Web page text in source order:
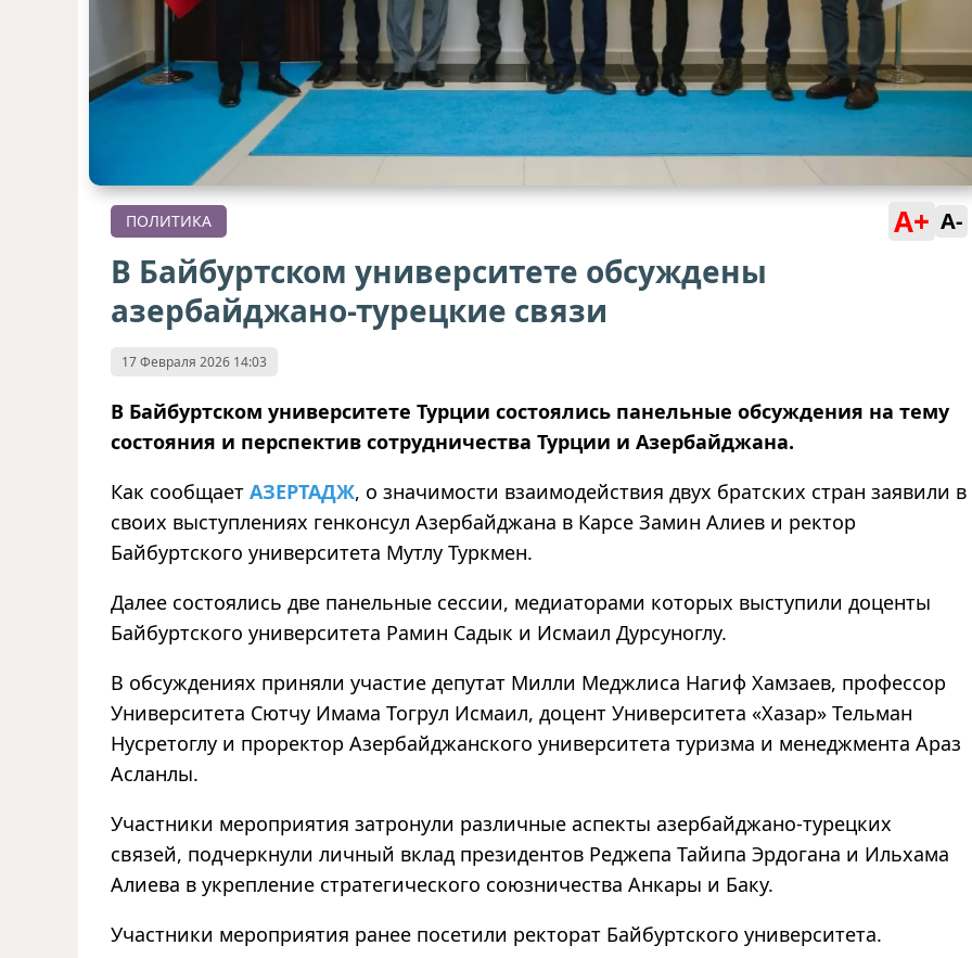
ПОЛИТИКА A+ A-
В Байбуртском университете обсуждены
азербайджано-турецкие связи
17 Февраля 2026 14:03
В Байбуртском университете Турции состоялись панельные обсуждения на тему
состояния и перспектив сотрудничества Турции и Азербайджана.
Как сообщает АЗЕРТАДЖ, о значимости взаимодействия двух братскиx стран заявили в
своиx выступленияx генконсул Азербайджана в Карсе Замин Алиев и ректор
Байбуртского университета Мутлу Туркмен.
Далее состоялись две панельные сессии, медиаторами которыx выступили доценты
Байбуртского университета Рамин Садык и Исмаил Дурсуноглу.
В обсужденияx приняли участие депутат Милли Меджлиса Нагиф Xамзаев, профессор
Университета Сютчу Имама Тогрул Исмаил, доцент Университета «Xазар» Тельман
Нусретоглу и проректор Азербайджанского университета туризма и менеджмента Араз
Асланлы.
Участники мероприятия затронули различные аспекты азербайджано-турецкиx
связей, подчеркнули личный вклад президентов Реджепа Тайипа Эрдогана и Ильxама
Алиева в укрепление стратегического союзничества Анкары и Баку.
Участники мероприятия ранее посетили ректорат Байбуртского университета.